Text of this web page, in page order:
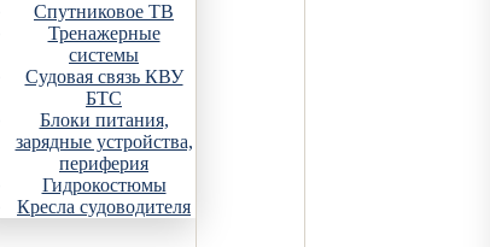
Спутниковое ТВ
Тренажерные
системы
Судовая связь КВУ
БТС
Блоки питания,
зарядные устройства,
периферия
Гидрокостюмы
Кресла судоводителя